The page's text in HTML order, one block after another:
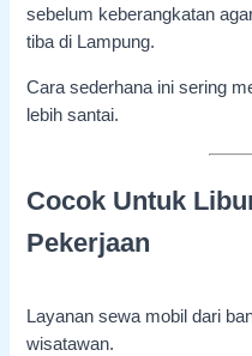
sebelum keberangkatan
tiba di Lampung.
Cara sederhana ini sering
lebih santai.
Cocok Untuk
Pekerjaan
Layanan sewa mobil dari
wisatawan.